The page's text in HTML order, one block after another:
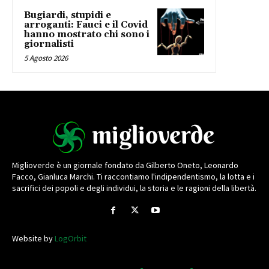
Bugiardi, stupidi e
arroganti: Fauci e il Covid
hanno mostrato chi sono i
giornalisti
5 Agosto 2026
Miglioverde è un giornale fondato da Gilberto Oneto, Leonardo
Facco, Gianluca Marchi. Ti raccontiamo l'indipendentismo, la lotta e i
sacrifici dei popoli e degli individui, la storia e le ragioni della libertà.
Website byLogOrbit